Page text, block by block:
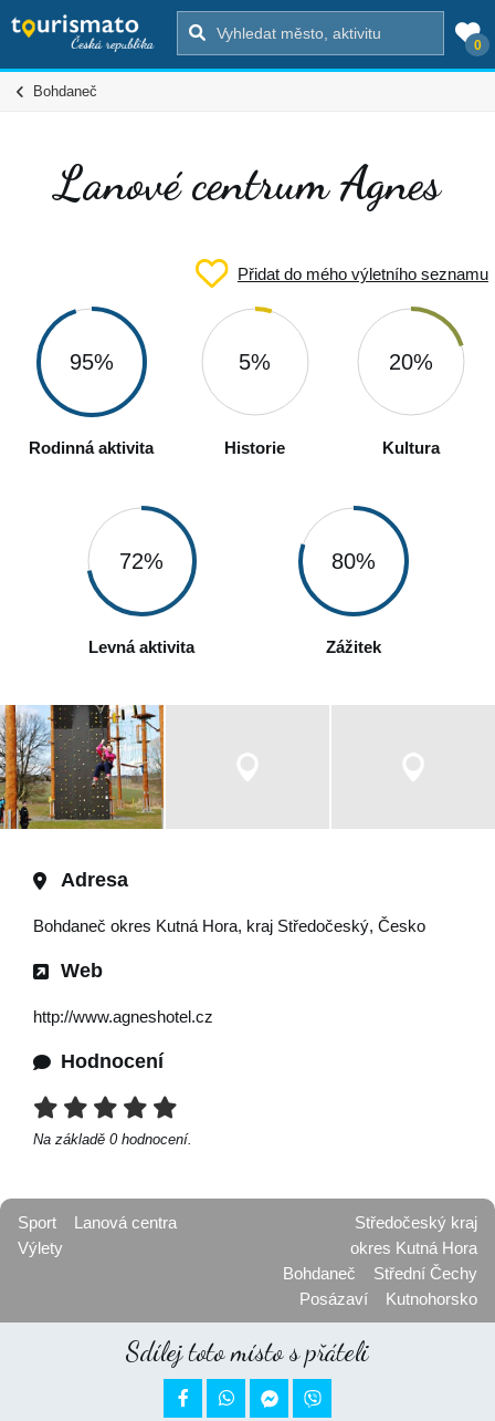
0
Bohdaneč
Lanové centrum Agnes
Přidat do mého výletního seznamu
95%
Rodinná aktivita
5%
Historie
20%
Kultura
72%
Levná aktivita
80%
Zážitek
Adresa
Bohdaneč okres Kutná Hora, kraj Středočeský, Česko
Web
http://www.agneshotel.cz
Hodnocení
Na základě 0 hodnocení.
Sport
Lanová centra
Výlety
Středočeský kraj
okres Kutná Hora
Bohdaneč
Střední Čechy
Posázaví
Kutnohorsko
Sdílej toto místo s přáteli
 